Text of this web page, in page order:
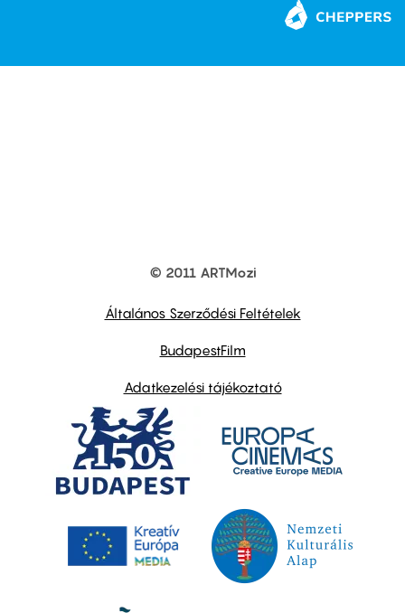
© 2011 ARTMozi
Általános Szerződési Feltételek
BudapestFilm
Adatkezelési tájékoztató